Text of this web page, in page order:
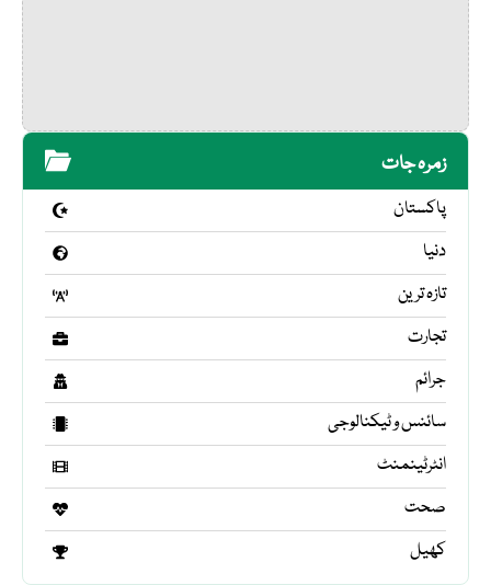
زمرہ جات
پاکستان
دنیا
تازہ ترین
تجارت
جرائم
سائنس و ٹیکنالوجی
انٹرٹینمنٹ
صحت
کھیل